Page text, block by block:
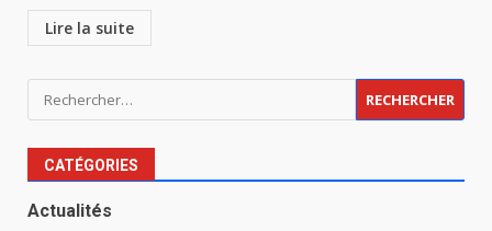
Lire la suite
Rechercher :
CATÉGORIES
Actualités